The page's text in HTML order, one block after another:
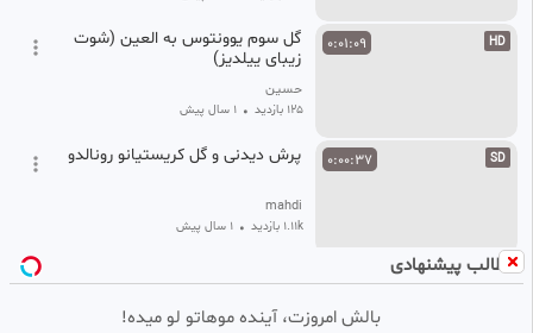
HD
0:01:09
گل سوم یوونتوس به العین (شوت
زیبای ییلدیز)
حسین
125 بازدید • 1 سال پیش
SD
0:00:37 پرش دیدنی و گل کریستیانو رونالدو
mahdi
1.11k بازدید • 1 سال پیش
SD
المپیاکوس در دقیقه 90
شیرزاد TV
مطالب پیشنهادی
بالش امروزت، آینده موهاتو لو میده!